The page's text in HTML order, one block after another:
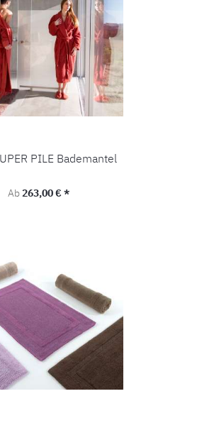
PILE Bademantel
Regulärer Preis:
Ab263,00 € *